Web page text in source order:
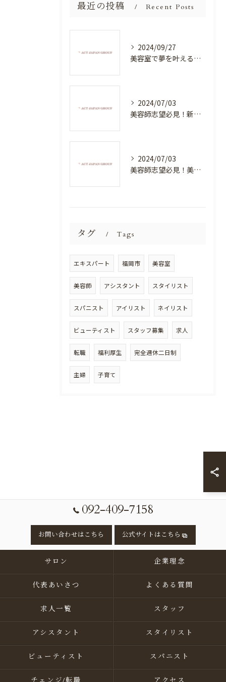
最近の投稿 Recent Posts
2024/09/27
美容室で夢を叶える！自分を磨く新たなチャンス
2024/07/03
美容師志望必見！新たな価値を創造する美容室でハイレベルな技術を学べる環境
2024/07/03
美容師志望必見！美容室NEWSTANDARDで最高のスキルアップを目指そう！
タグ Tags
エキスパート 福岡市 美容室
美容師 アシスタント スタイリスト
スパニスト アイリスト ネイリスト
ビューティスト スタッフ募集 求人
転職 福利厚生 完全週休二日制
主婦 子育て
092-409-7158
お問い合わせはこちら 公式サイトはこちら
サロン 企業理念
代表あいさつ よくある質問
求人一覧 スタッフ
アシスタント スタイリスト
ビューティスト スパニスト